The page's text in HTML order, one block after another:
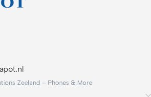
Zeeland – Phones & More